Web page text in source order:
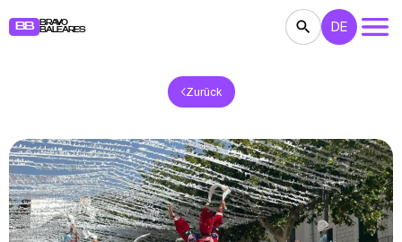
BB
BRAVO
BALEARES
THEATER
RESTAURANTS MÄRKTE PARTEIEN
FÜR KINDER BB NOTE
DE
Zurück